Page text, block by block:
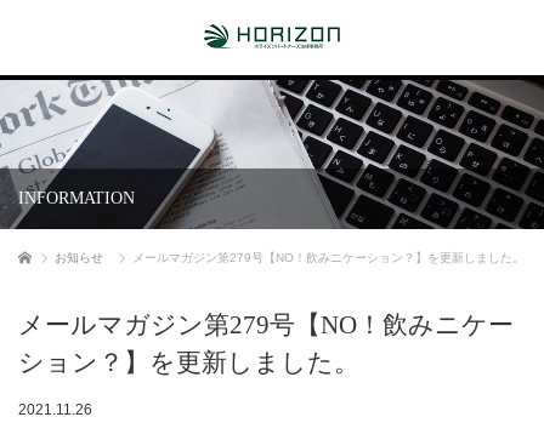
INFORMATION
ホーム お知らせ メールマガジン第279号【NO！飲みニケーション？】を更新しました。
メールマガジン第279号【NO！飲みニケー
ション？】を更新しました。
2021.11.26